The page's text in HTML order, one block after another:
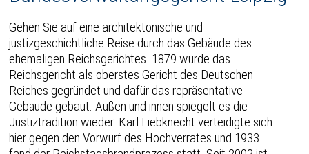
Gehen Sie auf eine architektonische und
justizgeschichtliche Reise durch das Gebäude des
ehemaligen Reichsgerichtes. 1879 wurde das
Reichsgericht als oberstes Gericht des Deutschen
Reiches gegründet und dafür das repräsentative
Gebäude gebaut. Außen und innen spiegelt es die
Justiztradition wieder. Karl Liebknecht verteidigte sich
hier gegen den Vorwurf des Hochverrates und 1933